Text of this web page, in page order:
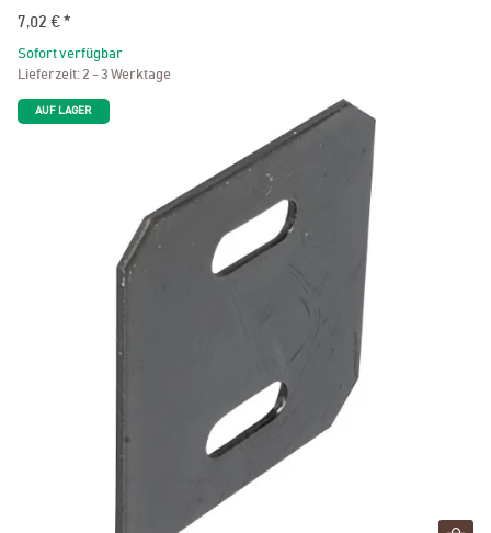
7,02 € *
Sofort verfügbar
Lieferzeit: 2 - 3 Werktage
AUF LAGER